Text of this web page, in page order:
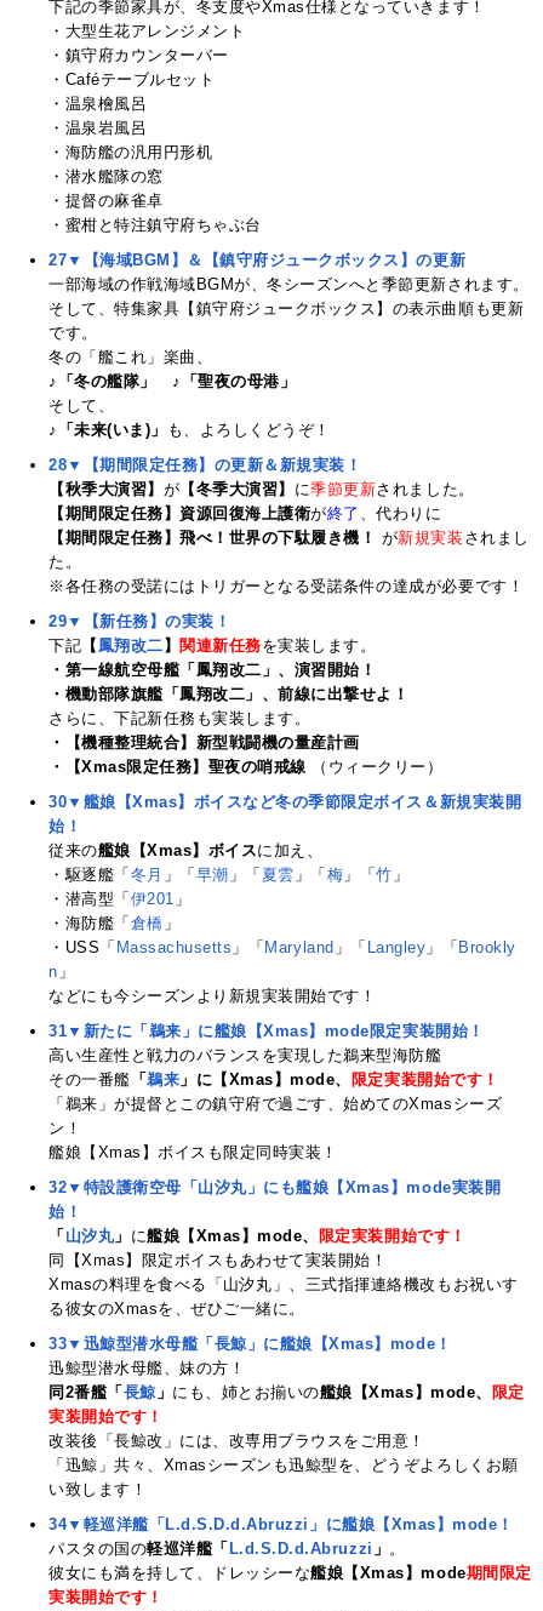
下記の季節家具が、冬支度やXmas仕様となっていきます！
・大型生花アレンジメント
・鎮守府カウンターバー
・Caféテーブルセット
・温泉檜風呂
・温泉岩風呂
・海防艦の汎用円形机
・潜水艦隊の窓
・提督の麻雀卓
・蜜柑と特注鎮守府ちゃぶ台
27▼【海域BGM】＆【鎮守府ジュークボックス】の更新
一部海域の作戦海域BGMが、冬シーズンへと季節更新されます。
そして、特集家具【鎮守府ジュークボックス】の表示曲順も更新
です。
冬の「艦これ」楽曲、
♪「冬の艦隊」
♪「聖夜の母港」
そして、
♪「未来(いま)」
も、よろしくどうぞ！
28▼【期間限定任務】の更新＆新規実装！
【秋季大演習】 が 【冬季大演習】 に季節更新されました。
【期間限定任務】資源回復海上護衛が終了
、代わりに
【期間限定任務】飛べ！世界の下駄履き機！
が新規実装 されまし
た。
※各任務の受諾にはトリガーとなる受諾条件の達成が必要です！
29▼【新任務】の実装！
下記 【 鳳翔改二 】 関連新任務を実装します。
・第一線航空母艦「鳳翔改二」、演習開始！
・機動部隊旗艦「鳳翔改二」、前線に出撃せよ！
さらに、下記新任務も実装します。
・【機種整理統合】新型戦闘機の量産計画
・【Xmas限定任務】聖夜の哨戒線
（ウィークリー）
30▼艦娘【Xmas】ボイスなど冬の季節限定ボイス＆新規実装開
始！
従来の艦娘【Xmas】ボイスに加え、
・駆逐艦「 冬月 」「 早潮 」「 夏雲 」「 梅 」「竹 」
・潜高型「 伊201 」
・海防艦「 倉橋 」
・USS「 Massachusetts 」「 Maryland 」「 Langley 」「 Brookly
n 」
などにも今シーズンより新規実装開始です！
31▼新たに「鵜来」に艦娘【Xmas】mode限定実装開始！
高い生産性と戦力のバランスを実現した鵜来型海防艦
その一番艦 「鵜来 」に【Xmas】mode、
限定実装開始です！
「鵜来」が提督とこの鎮守府で過ごす、始めてのXmasシーズ
ン！
艦娘【Xmas】ボイスも限定同時実装！
32▼特設護衛空母「山汐丸」にも艦娘【Xmas】mode実装開
始！
「 山汐丸」 に艦娘【Xmas】mode、
限定実装開始です！
同【Xmas】限定ボイスもあわせて実装開始！
Xmasの料理を食べる「山汐丸」、三式指揮連絡機改もお祝いす
る彼女のXmasを、ぜひご一緒に。
33▼迅鯨型潜水母艦「長鯨」に艦娘【Xmas】mode！
迅鯨型潜水母艦、妹の方！
同2番艦「 長鯨 」 にも、姉とお揃いの艦娘【Xmas】mode、
限定
実装開始です！
改装後「長鯨改」には、改専用ブラウスをご用意！
「迅鯨」共々、Xmasシーズンも迅鯨型を、どうぞよろしくお願
い致します！
34▼軽巡洋艦「L.d.S.D.d.Abruzzi」に艦娘【Xmas】mode！
パスタの国の軽巡洋艦「 L.d.S.D.d.Abruzzi 」 。
彼女にも満を持して、ドレッシーな艦娘【Xmas】mode期間限定
実装開始です！